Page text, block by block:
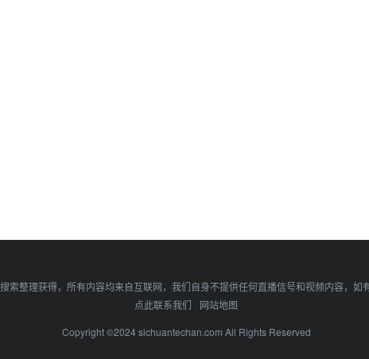
整理获得，所有内容均来自互联网，我们自身不提供任何直播信号和视频内容，如
点此联系我们
网站地图
Copyright ©2024 sichuantechan.com All Rights Reserved